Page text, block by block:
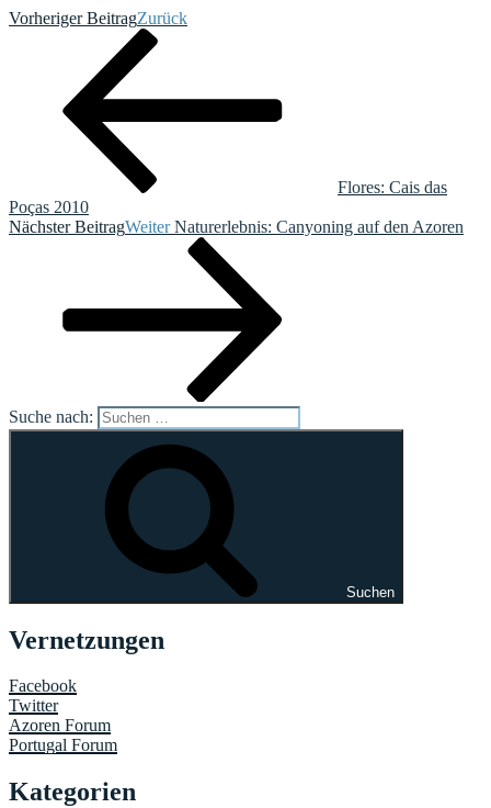
Vorheriger BeitragZurück
Flores: Cais das
Poças 2010
Nächster BeitragWeiter Naturerlebnis: Canyoning auf den Azoren
Suche nach:
Suchen
Vernetzungen
Facebook
Twitter
Azoren Forum
Portugal Forum
Kategorien